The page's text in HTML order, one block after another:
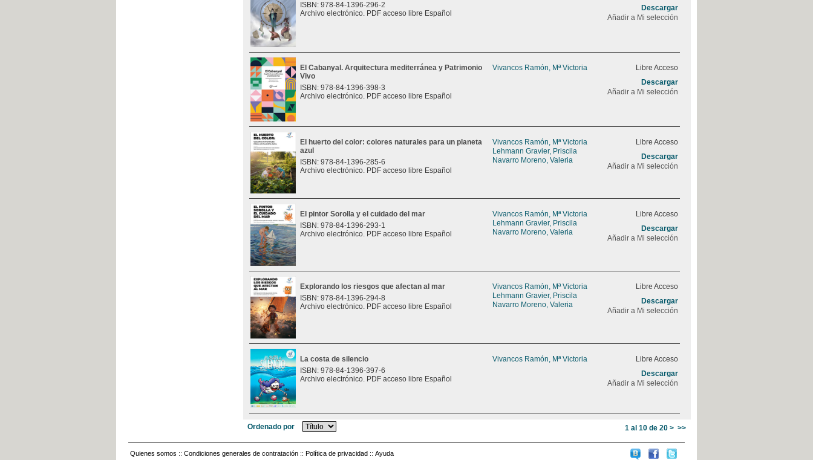
ISBN: 978-84-1396-296-2
Archivo electrónico. PDF acceso libre Español
Descargar
Añadir a Mi selección
El Cabanyal. Arquitectura mediterránea y Patrimonio
Vivo
ISBN: 978-84-1396-398-3
Archivo electrónico. PDF acceso libre Español
Vivancos Ramón, Mª Victoria
Libre Acceso
Descargar
Añadir a Mi selección
El huerto del color: colores naturales para un planeta
azul
ISBN: 978-84-1396-285-6
Archivo electrónico. PDF acceso libre Español
Vivancos Ramón, Mª Victoria
Lehmann Gravier, Priscila
Navarro Moreno, Valeria
Libre Acceso
Descargar
Añadir a Mi selección
El pintor Sorolla y el cuidado del mar
ISBN: 978-84-1396-293-1
Archivo electrónico. PDF acceso libre Español
Vivancos Ramón, Mª Victoria
Lehmann Gravier, Priscila
Navarro Moreno, Valeria
Libre Acceso
Descargar
Añadir a Mi selección
Explorando los riesgos que afectan al mar
ISBN: 978-84-1396-294-8
Archivo electrónico. PDF acceso libre Español
Vivancos Ramón, Mª Victoria
Lehmann Gravier, Priscila
Navarro Moreno, Valeria
Libre Acceso
Descargar
Añadir a Mi selección
La costa de silencio
ISBN: 978-84-1396-397-6
Archivo electrónico. PDF acceso libre Español
Vivancos Ramón, Mª Victoria
Libre Acceso
Descargar
Añadir a Mi selección
Ordenado por 1 al 10 de 20 > >>
Quienes somos :: Condiciones generales de contratación :: Política de privacidad :: Ayuda